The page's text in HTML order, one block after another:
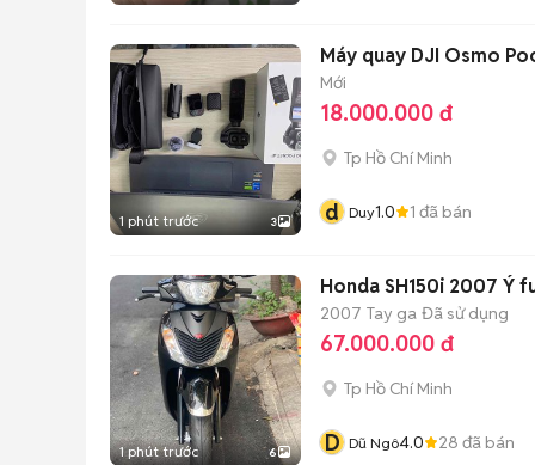
1 phút trước 3
Máy quay DJI Osmo
Mới
18.000.000 đ
Tp Hồ Chí Minh
d Duy1.0 1 đã bán
1 phút trước 6
2007 Tay ga Đã sử dụng
67.000.000 đ
Tp Hồ Chí Minh
D Dũ Ngô4.0 28 đã bán